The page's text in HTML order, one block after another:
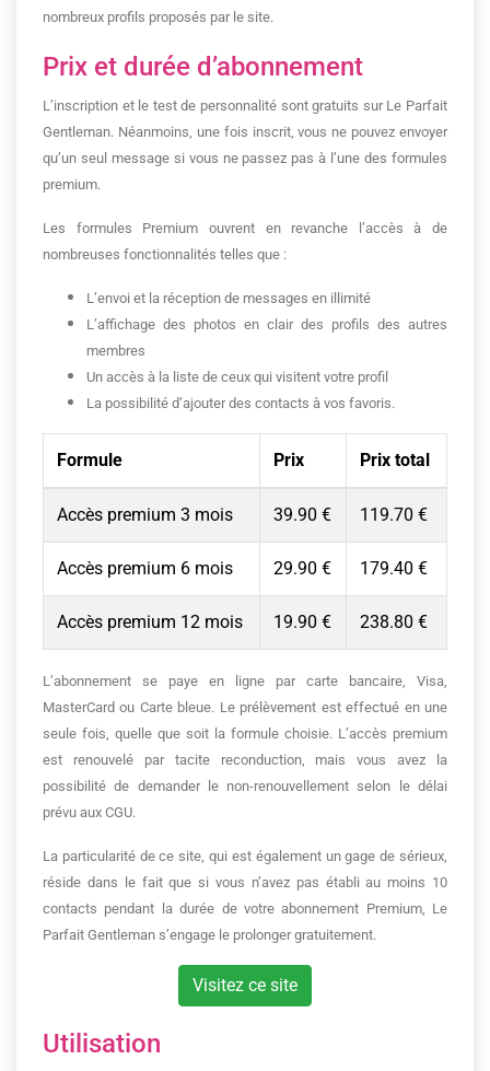
nombreux profils proposés par le site.
Prix et durée d’abonnement
L’inscription et le test de personnalité sont gratuits sur Le Parfait
Gentleman. Néanmoins, une fois inscrit, vous ne pouvez envoyer
qu’un seul message si vous ne passez pas à l’une des formules
premium.
Les formules Premium ouvrent en revanche l’accès à de
nombreuses fonctionnalités telles que :
L’envoi et la réception de messages en illimité
L’affichage des photos en clair des profils des autres
membres
Un accès à la liste de ceux qui visitent votre profil
La possibilité d’ajouter des contacts à vos favoris.
Formule Prix Prix total
Accès premium 3 mois 39.90 € 119.70 €
Accès premium 6 mois 29.90 € 179.40 €
Accès premium 12 mois 19.90 € 238.80 €
L’abonnement se paye en ligne par carte bancaire, Visa,
MasterCard ou Carte bleue. Le prélèvement est effectué en une
seule fois, quelle que soit la formule choisie. L’accès premium
est renouvelé par tacite reconduction, mais vous avez la
possibilité de demander le non-renouvellement selon le délai
prévu aux CGU.
La particularité de ce site, qui est également un gage de sérieux,
réside dans le fait que si vous n’avez pas établi au moins 10
contacts pendant la durée de votre abonnement Premium, Le
Parfait Gentleman s’engage le prolonger gratuitement.
Visitez ce site
Utilisation